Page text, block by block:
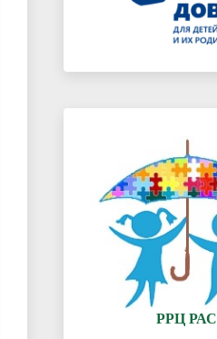
РРЦ РАС